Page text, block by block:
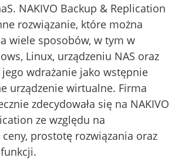
NAKIVO Backup & Replication
rozwiązanie, które można
wiele sposobów, w tym w
Linux, urządzeniu NAS oraz
wdrażanie jako wstępnie
urządzenie wirtualne. Firma
zdecydowała się na NAKIVO
ze względu na
prostotę rozwiązania oraz